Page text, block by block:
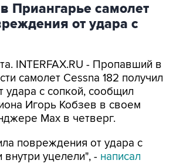
Приангарье самолет
от удара с
INTERFAX.RU - Пропавший в
самолет Cessna 182 получил
удара с сопкой, сообщил
Игорь Кобзев в своем
Мах в четверг.
повреждения от удара с
уцелели", - написал